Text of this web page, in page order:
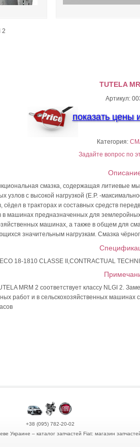
2
TUTELA
Артикул:
показать цены
Категория:
Задайте вопрос по
смазка, содержащая литиевые
узлов с высокой нагрузкой (Е.Р. -
сёдел в тракторах и составных средств
машинах предназначенных для землеройных
машинах, а также в общем для
значительным нагрузкам. Смазка
18-1810 CLASSE II,CONTRACTUAL
MRM 2 соответствует классу NLGI 2.
работ и в сельскохозяйственных машинах
+38 (095) 782-20-02
Украине – каталог запчастей Fiat: магазин